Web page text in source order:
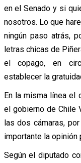
en el Senado y si
nosotros. Lo que
ningún paso atrás,
letras chicas de
el copago, en
establecer la
En la misma línea el
el gobierno de Chile
las dos cámaras,
importante la opinión
Según el diputado